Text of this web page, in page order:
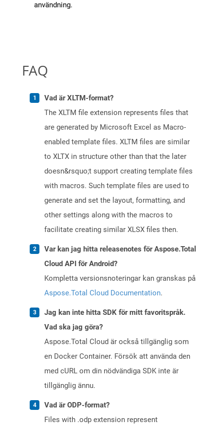
användning.
FAQ
Vad är XLTM-format?
The XLTM file extension represents files that
are generated by Microsoft Excel as Macro-
enabled template files. XLTM files are similar
to XLTX in structure other than that the later
doesn&rsquo;t support creating template files
with macros. Such template files are used to
generate and set the layout, formatting, and
other settings along with the macros to
facilitate creating similar XLSX files then.
Var kan jag hitta releasenotes för Aspose.Total
Cloud API för Android?
Kompletta versionsnoteringar kan granskas på
Aspose.Total Cloud Documentation.
Jag kan inte hitta SDK för mitt favoritspråk.
Vad ska jag göra?
Aspose.Total Cloud är också tillgänglig som
en Docker Container. Försök att använda den
med cURL om din nödvändiga SDK inte är
tillgänglig ännu.
Vad är ODP-format?
Files with .odp extension represent